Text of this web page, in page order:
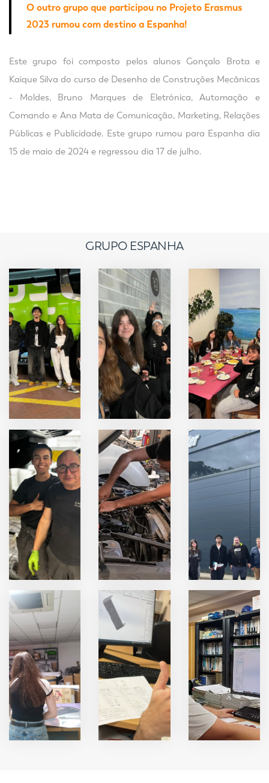
O outro grupo que participou no Projeto Erasmus
2023 rumou com destino a Espanha!
Este grupo foi composto pelos alunos Gonçalo Brota e
Kaique Silva do curso de Desenho de Construções Mecânicas
- Moldes, Bruno Marques de Eletrónica, Automação e
Comando e Ana Mata de Comunicação, Marketing, Relações
Públicas e Publicidade. Este grupo rumou para Espanha dia
15 de maio de 2024 e regressou dia 17 de julho.
GRUPO ESPANHA